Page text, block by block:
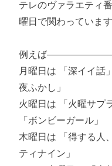
テレのヴァラエティ
曜日で関わっています
例えば
月曜日は 「深イイ話
夜ふかし」
火曜日は 「火曜サプ
「ボンビーガール」
木曜日は 「得する人
ティナイン」